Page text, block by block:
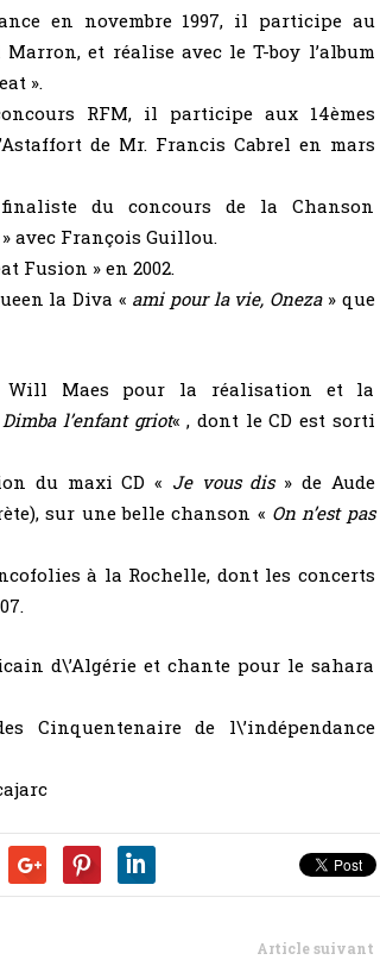
en novembre 1997, il participe au
et réalise avec le T-boy l’album
».
RFM, il participe aux 14èmes
de Mr. Francis Cabrel en mars
du concours de la Chanson
avec François Guillou.
Fusion » en 2002.
la Diva « ami pour la vie, Oneza» que
Will Maes pour la réalisation et la
Dimba l’enfant griot« , dont le CD est sorti
du maxi CD « Je vous dis» de Aude
sur une belle chanson « On n’est pas
à la Rochelle, dont les concerts
d\’Algérie et chante pour le sahara
Cinquentenaire de l\’indépendance
Article suivant